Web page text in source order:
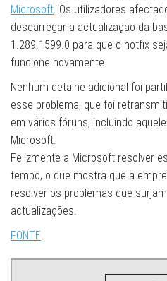
Microsoft. Os utilizadores
descarregar a actualização da
1.289.1599.0 para que o hotfix
funcione novamente.
Nenhum detalhe adicional foi
esse problema, que foi
em vários fóruns, incluindo
Microsoft.
Felizmente a Microsoft resolver
tempo, o que mostra que a
resolver os problemas que
actualizações.
FONTE